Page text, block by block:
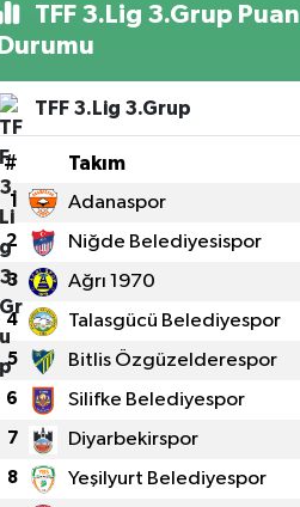
TFF 3.Lig 3.Grup Puan
Durumu
TFF 3.Lig 3.Grup
# Takım
1 Adanaspor
2 Niğde Belediyesispor
3 Ağrı 1970
4 Talasgücü Belediyespor
5 Bitlis Özgüzelderespor
6 Silifke Belediyespor
7 Diyarbekirspor
8 Yeşilyurt Belediyespor